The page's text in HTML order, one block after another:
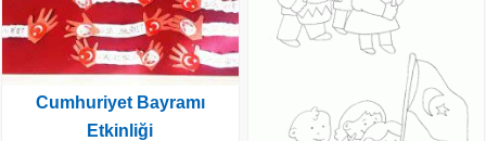
Cumhuriyet Bayramı
Etkinliği